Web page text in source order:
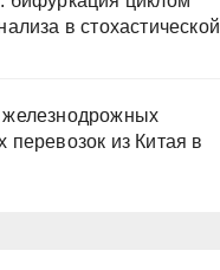
в стохастической
перевозок из Китая в